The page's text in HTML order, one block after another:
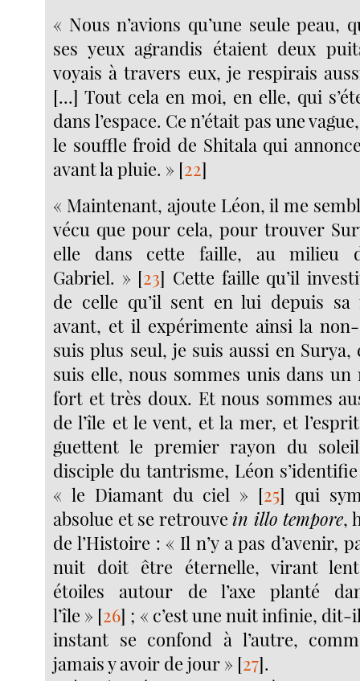
« Nous n’avions qu’une seule peau,
ses yeux agrandis étaient deux
voyais à travers eux, je respirais
[...] Tout cela en moi, en elle, qui
dans l’espace. Ce n’était pas une
le souffle froid de Shitala qui
avant la pluie. » [22]
« Maintenant, ajoute Léon, il me
vécu que pour cela, pour trouver
elle dans cette faille, au milieu
Gabriel. » [23] Cette faille qu’il
de celle qu’il sent en lui depuis sa
avant, et il expérimente ainsi la
suis plus seul, je suis aussi en
suis elle, nous sommes unis dans
fort et très doux. Et nous sommes
de l’île et le vent, et la mer, et
guettent le premier rayon du
disciple du tantrisme, Léon
« le Diamant du ciel » [25] qui
absolue et se retrouvein illo tempore,
de l’Histoire : « Il n’y a pas d’avenir,
nuit doit être éternelle, virant
étoiles autour de l’axe planté
l’île » [26] ; « c’est une nuit infinie,
instant se confond à l’autre,
jamais y avoir de jour » [27].